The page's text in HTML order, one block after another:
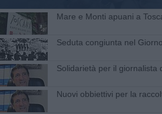
Mare e Monti apuani a
Seduta congiunta nel
​Solidarietà per il giornalista
Nuovi obbiettivi per la